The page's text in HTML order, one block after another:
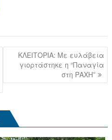
ΚΛΕΙΤΟΡΙΑ: Με ευλάβεια
γιορτάστηκε η “Παναγία
στη ΡΑΧΗ”